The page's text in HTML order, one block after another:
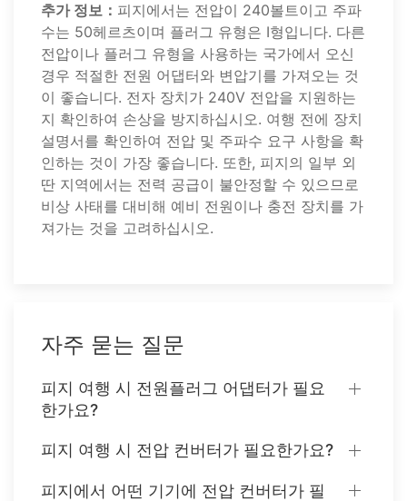
추가 정보： 피지에서는 전압이 240볼트이고 주파
수는 50헤르츠이며 플러그 유형은 I형입니다. 다른
전압이나 플러그 유형을 사용하는 국가에서 오신
경우 적절한 전원 어댑터와 변압기를 가져오는 것
이 좋습니다. 전자 장치가 240V 전압을 지원하는
지 확인하여 손상을 방지하십시오. 여행 전에 장치
설명서를 확인하여 전압 및 주파수 요구 사항을 확
인하는 것이 가장 좋습니다. 또한, 피지의 일부 외
딴 지역에서는 전력 공급이 불안정할 수 있으므로
비상 사태를 대비해 예비 전원이나 충전 장치를 가
져가는 것을 고려하십시오.
자주 묻는 질문
피지 여행 시 전원플러그 어댑터가 필요
한가요?
피지 여행 시 전압 컨버터가 필요한가요?
피지에서 어떤 기기에 전압 컨버터가 필